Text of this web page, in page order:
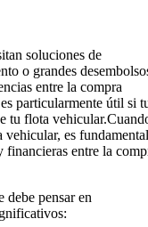
soluciones de
o grandes
entre la compra
particularmente útil si
tu flota
vehicular, es fundamental
financieras entre la
debe pensar en